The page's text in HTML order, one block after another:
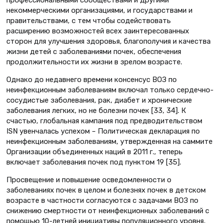
некоммерческими организациями, и государствами и
правительствами, с тем чтобы содействовать
расширению возможностей всех заинтересованных
сторон для улучшения здоровья, благополучия и качества
жизни детей с заболеваниями почек, обеспечения
продолжительности их жизни в зрелом возрасте.
Однако до недавнего времени консенсус ВОЗ по
неинфекционным заболеваниям включал только сердечно-
сосудистые заболевания, рак, диабет и хронические
заболевания легких, но не болезни почек [33, 34]. К
счастью, глобальная кампания под предводительством
ISN увенчалась успехом – Политическая декларация по
неинфекционным заболеваниям, утвержденная на саммите
Организации объединенных наций в 2011 г., теперь
включает заболевания почек под пунктом 19 [35].
Просвещение и повышение осведомленности о
заболеваниях почек в целом и болезнях почек в детском
возрасте в частности согласуются с задачами ВОЗ по
снижению смертности от неинфекционных заболеваний с
помощью 10-летней инициативы популяционного уровня,